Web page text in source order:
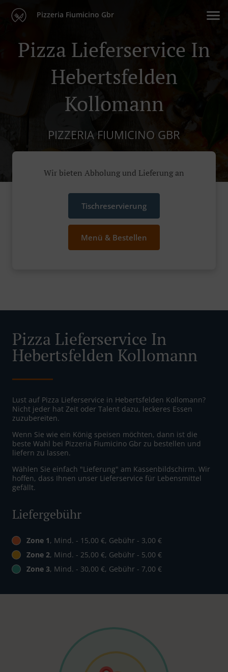
Pizzeria Fiumicino Gbr
Pizza Lieferservice In
Hebertsfelden
Kollomann
PIZZERIA FIUMICINO GBR
Wir bieten Abholung und Lieferung an
Tischreservierung
Menü & Bestellen
Pizza Lieferservice In
Hebertsfelden Kollomann
Lust auf Pizza Lieferservice in Hebertsfelden Kollomann?
Nicht jeder hat Zeit oder Talent dazu, leckeres Essen
zuzubereiten.
Wenn Sie wie ein König speisen möchten, dann ist die
beste Wahl bei Pizzeria Fiumicino Gbr zu bestellen und
liefern zu lassen.
Wählen Sie einfach "Lieferung" am Kassenbildschirm. Wir
hoffen, dass Ihnen unser Lieferservice für Lebensmittel
gefällt.
Liefergebühr
Zone 1, Mind. - 15,00 €, Gebühr - 3,00 €
Zone 2, Mind. - 25,00 €, Gebühr - 5,00 €
Zone 3, Mind. - 30,00 €, Gebühr - 7,00 €